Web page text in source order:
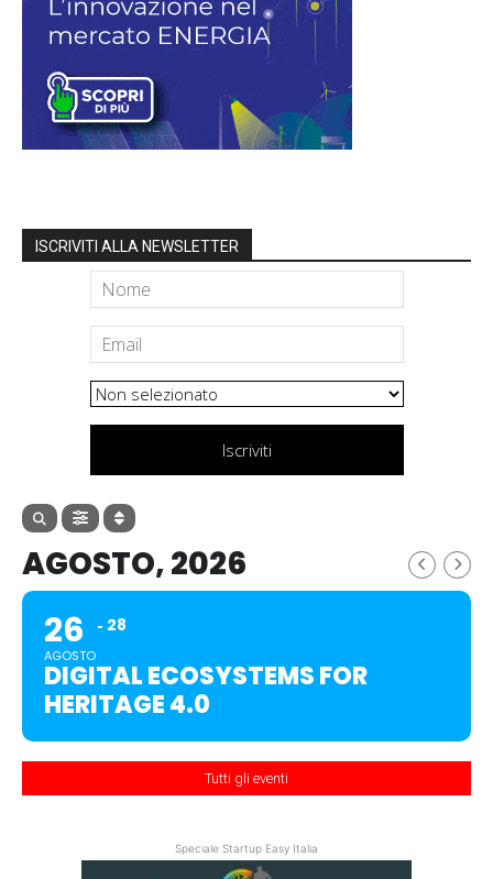
ISCRIVITI ALLA NEWSLETTER
Iscriviti
AGOSTO, 2026
26
AGOSTO
28
DIGITAL ECOSYSTEMS FOR
HERITAGE 4.0
Tutti gli eventi
Speciale Startup Easy Italia